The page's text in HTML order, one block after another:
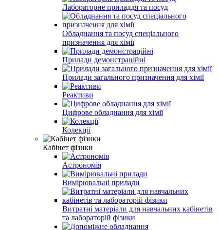
Лабораторне приладдя та посуд
Обладнання та посуд спеціального
призначення для хімії
Прилади демонстраційні
Прилади загального призначення для хімії
Реактиви
Цифрове обладнання для хімії
Колекції
Кабінет фізики
Астрономія
Вимірювальні прилади
Витратні матеріали для навчальних кабінетів
та лабораторій фізики